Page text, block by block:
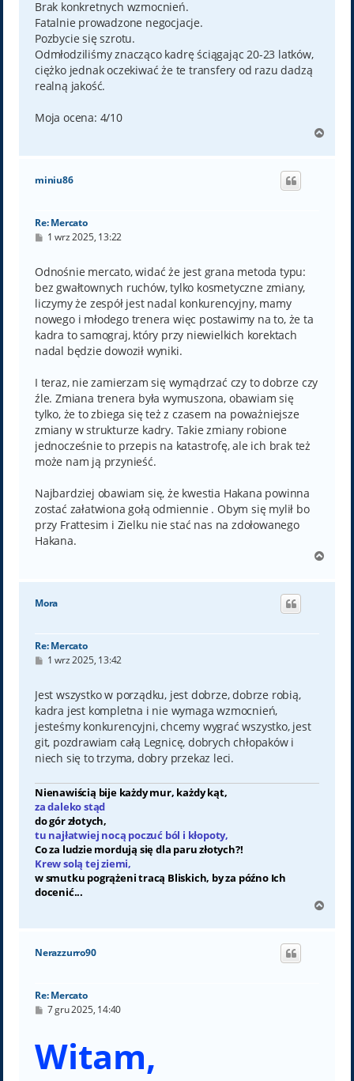
Brak konkretnych wzmocnień.
Fatalnie prowadzone negocjacje.
Pozbycie się szrotu.
Odmłodziliśmy znacząco kadrę ściągając 20-23 latków,
ciężko jednak oczekiwać że te transfery od razu dadzą
realną jakość.
Moja ocena: 4/10
g
miniu86
Re: Mercato
P
t
1 wrz 2025, 13:22
Odnośnie mercato, widać że jest grana metoda typu:
bez gwałtownych ruchów, tylko kosmetyczne zmiany,
liczymy że zespół jest nadal konkurencyjny, mamy
nowego i młodego trenera więc postawimy na to, że ta
kadra to samograj, który przy niewielkich korektach
nadal będzie dowoził wyniki.
I teraz, nie zamierzam się wymądrzać czy to dobrze czy
źle. Zmiana trenera była wymuszona, obawiam się
tylko, że to zbiega się też z czasem na poważniejsze
zmiany w strukturze kadry. Takie zmiany robione
jednocześnie to przepis na katastrofę, ale ich brak też
może nam ją przynieść.
Najbardziej obawiam się, że kwestia Hakana powinna
zostać załatwiona gołą odmiennie . Obym się mylił bo
przy Frattesim i Zielku nie stać nas na zdołowanego
Hakana.
g
Mora
Re: Mercato
P
t
1 wrz 2025, 13:42
Jest wszystko w porządku, jest dobrze, dobrze robią,
kadra jest kompletna i nie wymaga wzmocnień,
jesteśmy konkurencyjni, chcemy wygrać wszystko, jest
git, pozdrawiam całą Legnicę, dobrych chłopaków i
niech się to trzyma, dobry przekaz leci.
Nienawiścią bije każdy mur, każdy kąt,
za daleko stąd
do gór złotych,
tu najłatwiej nocą poczuć ból i kłopoty,
Co za ludzie mordują się dla paru złotych?!
Krew solą tej ziemi,
w smutku pogrążeni tracą Bliskich, by za późno Ich
docenić...
g
Nerazzurro90
Re: Mercato
P7 gru 2025, 14:40
Witam,